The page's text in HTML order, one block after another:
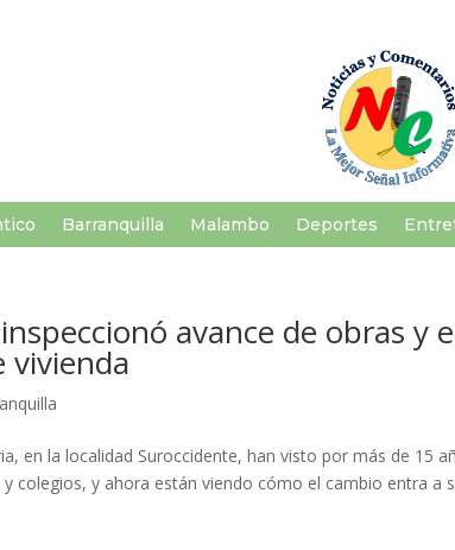
Barranquilla Malambo Deportes
avance de obras y
vivienda
en la localidad Suroccidente, han visto por más de 15
colegios, y ahora están viendo cómo el cambio entra a